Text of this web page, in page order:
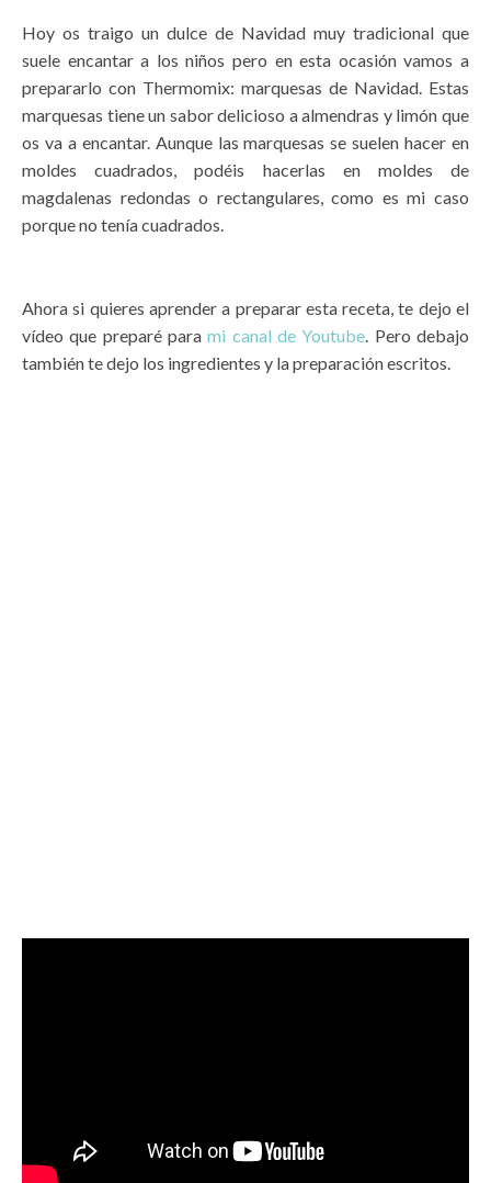
Hoy os traigo un dulce de Navidad muy tradicional que
suele encantar a los niños pero en esta ocasión vamos a
prepararlo con Thermomix: marquesas de Navidad. Estas
marquesas tiene un sabor delicioso a almendras y limón que
os va a encantar. Aunque las marquesas se suelen hacer en
moldes cuadrados, podéis hacerlas en moldes de
magdalenas redondas o rectangulares, como es mi caso
porque no tenía cuadrados.
Ahora si quieres aprender a preparar esta receta, te dejo el
vídeo que preparé parami canal de Youtube. Pero debajo
también te dejo los ingredientes y la preparación escritos.